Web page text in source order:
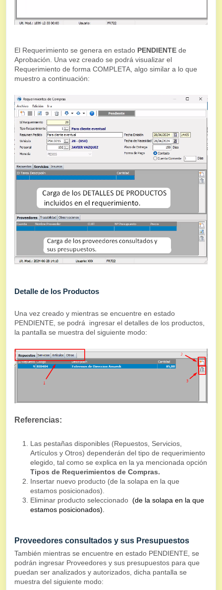
El Requerimiento se genera en estado PENDIENTE de
Aprobación. Una vez creado se podrá visualizar el
Requerimiento de forma COMPLETA, algo similar a lo que
muestro a continuación:
Detalle de los Productos
Una vez creado y mientras se encuentre en estado
PENDIENTE, se podrá ingresar el detalles de los productos,
la pantalla se muestra del siguiente modo:
Referencias:
Las pestañas disponibles (Repuestos, Servicios,
Artículos y Otros) dependerán del tipo de requerimiento
elegido, tal como se explica en la ya mencionada opción
Tipos de Requerimientos de Compras.
Insertar nuevo producto (de la solapa en la que
estamos posicionados).
Eliminar producto seleccionado (de la solapa en la que
estamos posicionados).
Proveedores consultados y sus Presupuestos
También mientras se encuentre en estado PENDIENTE, se
podrán ingresar Proveedores y sus presupuestos para que
puedan ser analizados y autorizados, dicha pantalla se
muestra del siguiente modo: